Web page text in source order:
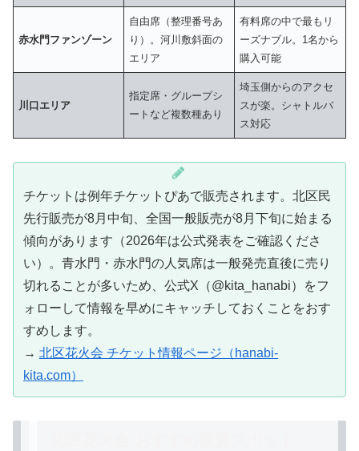
赤水門ファンゾーン
自由席（整理番号あ
り）。河川敷斜面の
エリア
有料席の中で最もリ
ーズナブル。1名から
購入可能
川口エリア
指定席・グループシ
ートなど複数種あり
埼玉側からのアクセ
スが楽。シャトルバ
ス対応
チケットは例年チケットぴあで販売されます。北区民
先行販売が8月中旬、全国一般販売が8月下旬に始まる
傾向があります（2026年は公式発表をご確認くださ
い）。青水門・赤水門の人気席は一般発売直後に売り
切れることが多いため、公式X（@kita_hanabi）をフ
ォローして情報を早めにキャッチしておくことをおす
すめします。
→ 北区花火会 チケット情報ページ（hanabi-
kita.com）